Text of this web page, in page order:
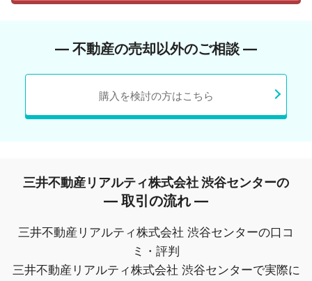
― 不動産の売却以外のご相談 ―
購入を検討の方はこちら
三井不動産リアルティ株式会社 渋谷センターの
― 取引の流れ ―
三井不動産リアルティ株式会社 渋谷センターの口コ
ミ・評判
三井不動産リアルティ株式会社 渋谷センターで実際に